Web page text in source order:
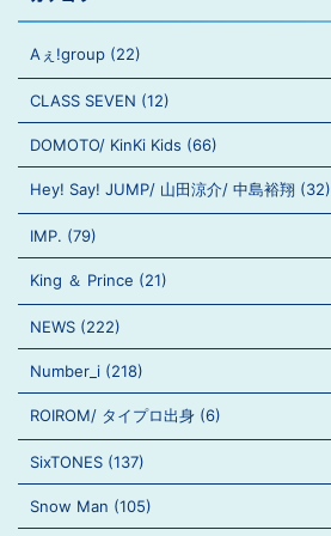
Aぇ!group (22)
CLASS SEVEN (12)
DOMOTO/ KinKi Kids (66)
Hey! Say! JUMP/ 山田涼介/ 中島裕翔 (32)
IMP. (79)
King ＆ Prince (21)
NEWS (222)
Number_i (218)
ROIROM/ タイプロ出身 (6)
SixTONES (137)
Snow Man (105)